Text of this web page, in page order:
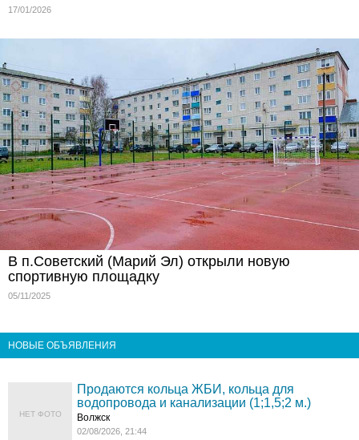
17/01/2026
В п.Советский (Марий Эл) открыли новую
спортивную площадку
05/11/2025
НОВЫЕ ОБЪЯВЛЕНИЯ
НЕТ ФОТО
Продаются кольца ЖБИ, кольца для
водопровода и канализации (1;1,5;2 м.)
Волжск
02/08/2026, 21:44